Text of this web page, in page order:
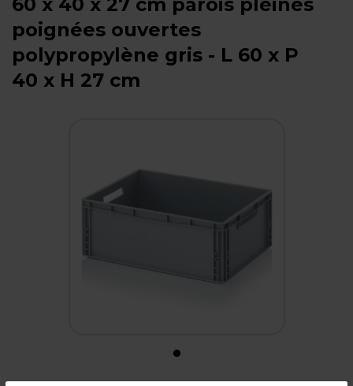
poignées ouvertes
polypropylène gris - L 60 x P
40 x H 27 cm